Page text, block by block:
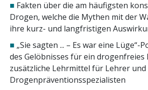
■ Fakten über die am häufigsten
Drogen, welche die Mythen mit der
ihre kurz- und langfristigen
■ „Sie sagten ... – Es war eine Lüge“-
des Gelöbnisses für ein drogenfreies
zusätzliche Lehrmittel für Lehrer und
Drogenpräventions­spezialisten